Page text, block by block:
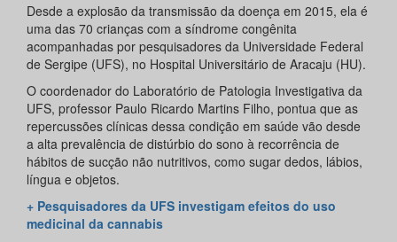
Desde a explosão da transmissão da doença em 2015, ela é
uma das 70 crianças com a síndrome congênita
acompanhadas por pesquisadores da Universidade Federal
de Sergipe (UFS), no Hospital Universitário de Aracaju (HU).
O coordenador do Laboratório de Patologia Investigativa da
UFS, professor Paulo Ricardo Martins Filho, pontua que as
repercussões clínicas dessa condição em saúde vão desde
a alta prevalência de distúrbio do sono à recorrência de
hábitos de sucção não nutritivos, como sugar dedos, lábios,
língua e objetos.
+ Pesquisadores da UFS investigam efeitos do uso
medicinal da cannabis